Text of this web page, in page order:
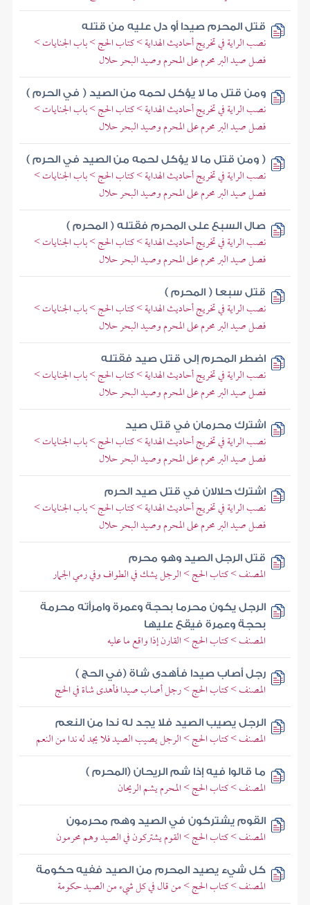
قتل المحرم صيدا أو دل عليه من قتله
نصب الراية في تخريج أحاديث الهداية > كتاب الحج > باب الجنايات >
فصل صيد البر محرم على المحرم وصيد البحر حلال
ومن قتل ما لا يؤكل لحمه من الصيد ( في الحرم )
نصب الراية في تخريج أحاديث الهداية > كتاب الحج > باب الجنايات >
فصل صيد البر محرم على المحرم وصيد البحر حلال
( ومن قتل ما لا يؤكل لحمه من الصيد في الحرم )
نصب الراية في تخريج أحاديث الهداية > كتاب الحج > باب الجنايات >
فصل صيد البر محرم على المحرم وصيد البحر حلال
صال السبع على المحرم فقتله ( المحرم )
نصب الراية في تخريج أحاديث الهداية > كتاب الحج > باب الجنايات >
فصل صيد البر محرم على المحرم وصيد البحر حلال
قتل سبعا ( المحرم )
نصب الراية في تخريج أحاديث الهداية > كتاب الحج > باب الجنايات >
فصل صيد البر محرم على المحرم وصيد البحر حلال
اضطر المحرم إلى قتل صيد فقتله
نصب الراية في تخريج أحاديث الهداية > كتاب الحج > باب الجنايات >
فصل صيد البر محرم على المحرم وصيد البحر حلال
اشترك محرمان في قتل صيد
نصب الراية في تخريج أحاديث الهداية > كتاب الحج > باب الجنايات >
فصل صيد البر محرم على المحرم وصيد البحر حلال
اشترك حلالان في قتل صيد الحرم
نصب الراية في تخريج أحاديث الهداية > كتاب الحج > باب الجنايات >
فصل صيد البر محرم على المحرم وصيد البحر حلال
قتل الرجل الصيد وهو محرم
المصنف > كتاب الحج > الرجل يشك في الطواف وفي رمي الجمار
الرجل يكون محرما بحجة وعمرة وامرأته محرمة
بحجة وعمرة فيقع عليها
المصنف > كتاب الحج > القارن إذا واقع ما عليه
رجل أصاب صيدا فأهدى شاة (في الحج )
المصنف > كتاب الحج > رجل أصاب صيدا فأهدى شاة في الحج
الرجل يصيب الصيد فلا يجد له ندا من النعم
المصنف > كتاب الحج > الرجل يصيب الصيد فلا يجد له ندا من النعم
ما قالوا فيه إذا شم الريحان (المحرم )
المصنف > كتاب الحج > المحرم يشم الريحان
القوم يشتركون في الصيد وهم محرمون
المصنف > كتاب الحج > القوم يشتركون في الصيد وهم محرمون
كل شيء يصيد المحرم من الصيد ففيه حكومة
المصنف > كتاب الحج > من قال في كل شيء من الصيد حكومة